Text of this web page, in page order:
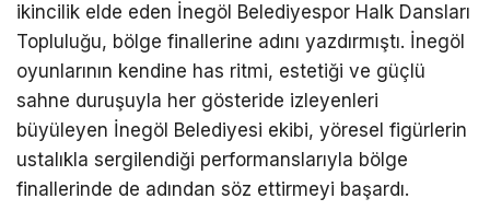
ikincilik elde eden İnegöl Belediyespor Halk Dansları
Topluluğu, bölge finallerine adını yazdırmıştı. İnegöl
oyunlarının kendine has ritmi, estetiği ve güçlü
sahne duruşuyla her gösteride izleyenleri
büyüleyen İnegöl Belediyesi ekibi, yöresel figürlerin
ustalıkla sergilendiği performanslarıyla bölge
finallerinde de adından söz ettirmeyi başardı.